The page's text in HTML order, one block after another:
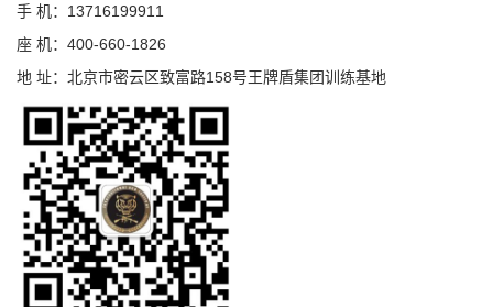
手 机：13716199911
座 机：400-660-1826
地 址：北京市密云区致富路158号王牌盾集团训练基地